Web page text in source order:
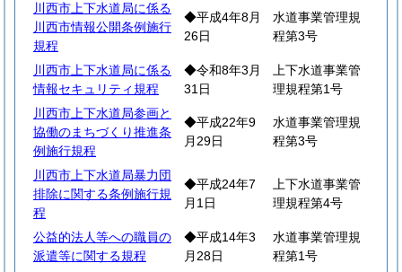
川西市上下水道局に係る
川西市情報公開条例施行
規程
◆平成4年8月
26日
水道事業管理規
程第3号
川西市上下水道局に係る
情報セキュリティ規程
◆令和8年3月
31日
上下水道事業管
理規程第1号
川西市上下水道局参画と
協働のまちづくり推進条
例施行規程
◆平成22年9
月29日
水道事業管理規
程第3号
川西市上下水道局暴力団
排除に関する条例施行規
程
◆平成24年7
月1日
上下水道事業管
理規程第4号
公益的法人等への職員の
派遣等に関する規程
◆平成14年3
月28日
水道事業管理規
程第1号